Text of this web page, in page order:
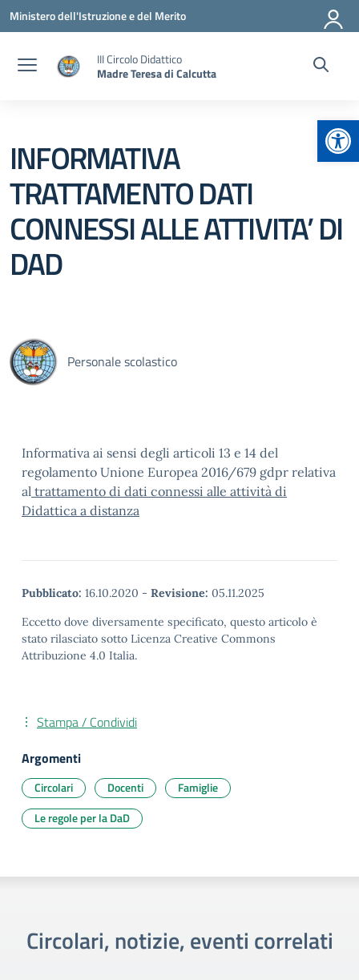
Vai ai contenuti
Vai al menu di navigazione
Vai al footer
Ministero dell'Istruzione e del Merito
III Circolo Didattico
Madre Teresa di Calcutta
INFORMATIVA
TRATTAMENTO DATI
CONNESSI ALLE ATTIVITA’ DI
DAD
Personale scolastico
Informativa ai sensi degli articoli 13 e 14 del
regolamento Unione Europea 2016/679 gdpr relativa
al trattamento di dati connessi alle attività di
Didattica a distanza
Pubblicato: 16.10.2020 - Revisione: 05.11.2025
Eccetto dove diversamente specificato, questo articolo è
stato rilasciato sotto Licenza Creative Commons
Attribuzione 4.0 Italia.
Stampa / Condividi
Argomenti
Circolari Docenti
Famiglie
Le regole per la DaD
Circolari, notizie, eventi correlati